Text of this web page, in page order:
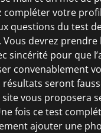
compléter votre
questions du test
devrez prendre
sincérité pour que
convenablement
résultats seront
vous proposera
fois ce test
ajouter une